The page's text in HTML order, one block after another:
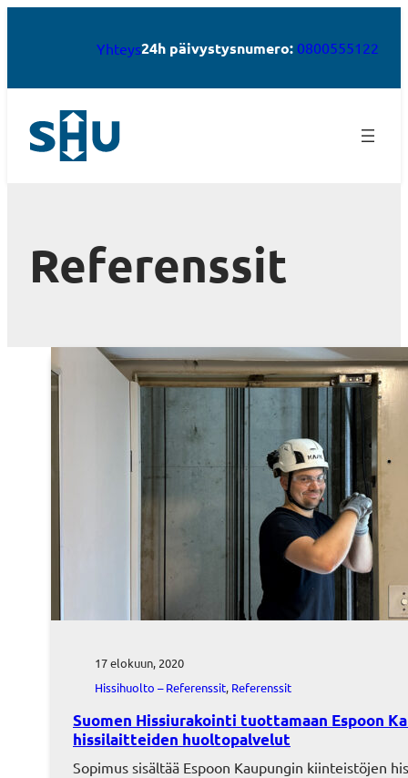
Yhteys24h päivystysnumero: 0800555122
Referenssit
17 elokuun, 2020
Hissihuolto – Referenssit, Referenssit
Suomen Hissiurakointi tuottamaan Espoon
hissilaitteiden huoltopalvelut
Sopimus sisältää Espoon Kaupungin kiinteistöjen